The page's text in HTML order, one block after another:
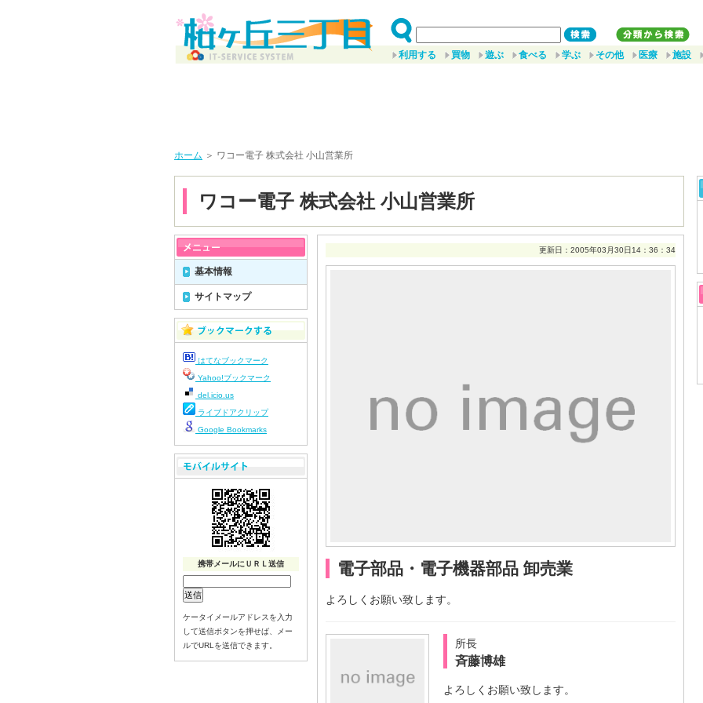
利用する 買物 遊ぶ 食べる 学ぶ その他 医療 施設
ホーム ＞ ワコー電子 株式会社 小山営業所
ワコー電子 株式会社 小山営業所
更新日：2005年03月30日14：36：34
電子部品・電子機器部品 卸売業
よろしくお願い致します。
所長
斉藤博雄
よろしくお願い致します。
基本情報
サイトマップ
はてなブックマーク
Yahoo!ブックマーク
del.icio.us
ライブドアクリップ
Google Bookmarks
携帯メールにＵＲＬ送信
ケータイメールアドレスを入力
して送信ボタンを押せば、メー
ルでURLを送信できます。